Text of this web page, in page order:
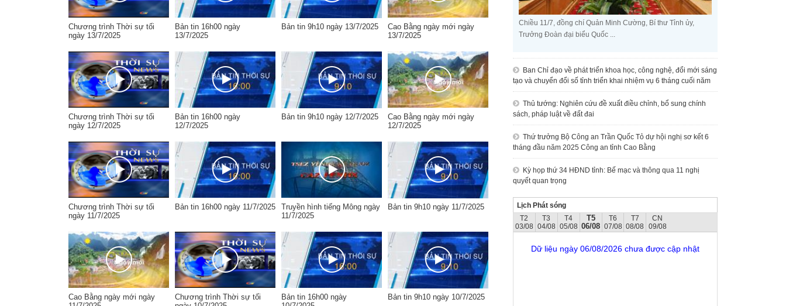
Chương trình Thời sự tối
ngày 13/7/2025
Bản tin 16h00 ngày
13/7/2025
Bản tin 9h10 ngày 13/7/2025
Cao Bằng ngày mới ngày
13/7/2025
Chương trình Thời sự tối
ngày 12/7/2025
Bản tin 16h00 ngày
12/7/2025
Bản tin 9h10 ngày 12/7/2025
Cao Bằng ngày mới ngày
12/7/2025
Chương trình Thời sự tối
ngày 11/7/2025
Bản tin 16h00 ngày 11/7/2025
Truyền hình tiếng Mông ngày
11/7/2025
Bản tin 9h10 ngày 11/7/2025
Cao Bằng ngày mới ngày
Chương trình Thời sự tối
Bản tin 16h00 ngày
Bản tin 9h10 ngày 10/7/2025
Chiều 11/7, đồng chí Quản Minh Cường, Bí thư Tỉnh ủy,
Trưởng Đoàn đại biểu Quốc ...
Ban Chỉ đạo về phát triển khoa học, công nghệ, đổi mới sáng
tạo và chuyển đổi số tỉnh triển khai nhiệm vụ 6 tháng cuối năm
Thủ tướng: Nghiên cứu đề xuất điều chỉnh, bổ sung chính
sách, pháp luật về đất đai
Thứ trưởng Bộ Công an Trần Quốc Tỏ dự hội nghị sơ kết 6
tháng đầu năm 2025 Công an tỉnh Cao Bằng
Kỳ họp thứ 34 HĐND tỉnh: Bế mạc và thông qua 11 nghị
quyết quan trọng
Lịch Phát sóng
T2
03/08
T3
04/08
T4
05/08
T5
06/08
T6
07/08
T7
08/08
CN
09/08
Dữ liệu ngày 06/08/2026 chưa được cập nhật